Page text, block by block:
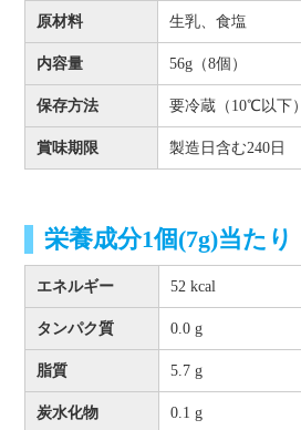
原材料 生乳、食塩
内容量 56g（8個）
保存方法 要冷蔵（10℃以下）
賞味期限 製造日含む240日
栄養成分1個(7g)当たり
エネルギー 52 kcal
タンパク質 0.0 g
脂質 5.7 g
炭水化物 0.1 g